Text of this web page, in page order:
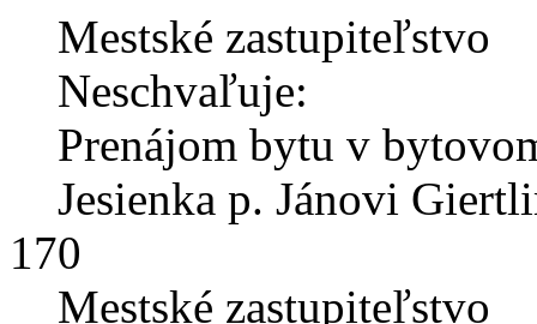
Mestské zastupiteľstvo
Neschvaľuje:
Prenájom bytu v
Jesienka p. Jánovi
170
Mestské zastupiteľstvo